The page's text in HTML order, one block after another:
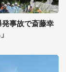
事故で斎藤幸